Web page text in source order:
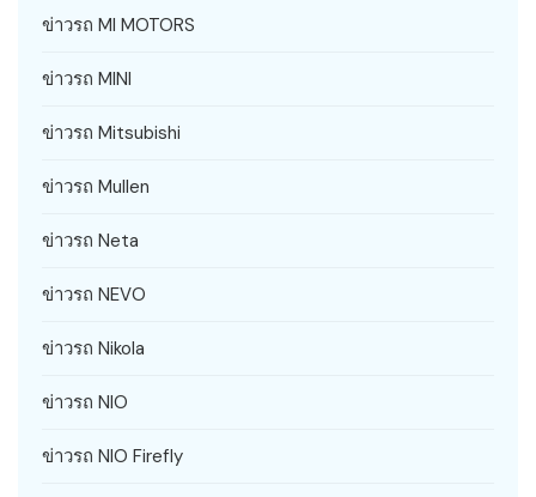
ข่าวรถ MI MOTORS
ข่าวรถ MINI
ข่าวรถ Mitsubishi
ข่าวรถ Mullen
ข่าวรถ Neta
ข่าวรถ NEVO
ข่าวรถ Nikola
ข่าวรถ NIO
ข่าวรถ NIO Firefly